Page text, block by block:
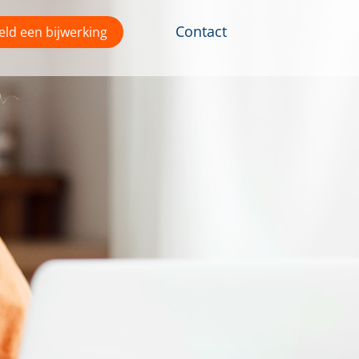
een bijwerking Contact